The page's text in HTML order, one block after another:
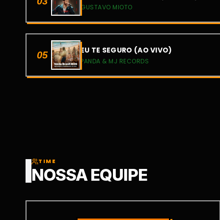
GUSTAVO MIOTO
05 EU TE SEGURO (AO VIVO)
PANDA & MJ RECORDS
TIME
NOSSA EQUIPE